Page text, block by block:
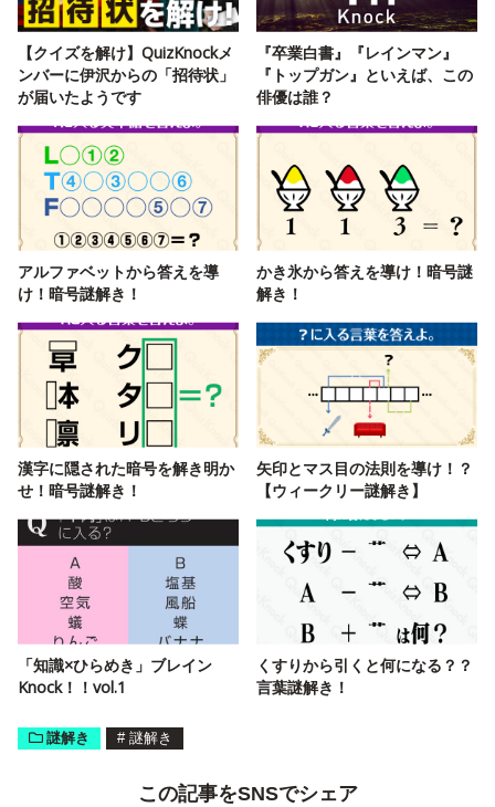
【クイズを解け】QuizKnockメ
ンバーに伊沢からの「招待状」
が届いたようです
『卒業白書』『レインマン』
『トップガン』といえば、この
俳優は誰？
アルファベットから答えを導
け！暗号謎解き！
かき氷から答えを導け！暗号謎
解き！
漢字に隠された暗号を解き明か
せ！暗号謎解き！
矢印とマス目の法則を導け！？
【ウィークリー謎解き】
「知識×ひらめき」ブレイン
Knock！！vol.1
くすりから引くと何になる？？
言葉謎解き！
謎解き # 謎解き
この記事をSNSでシェア